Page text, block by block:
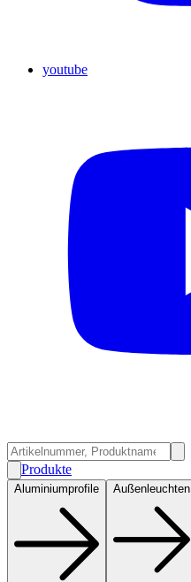
youtube
Produkte
Aluminiumprofile Außenleuchten